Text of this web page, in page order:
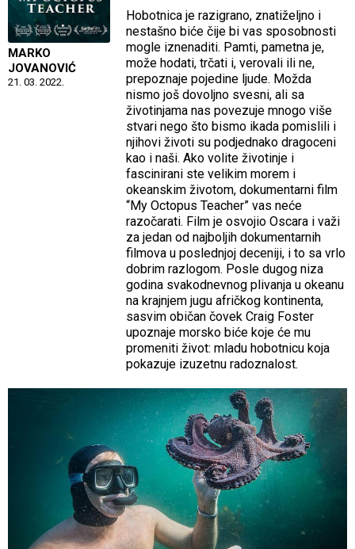
MARKO
JOVANOVIĆ
21. 03. 2022.
Hobotnica je razigrano, znatiželjno i
nestašno biće čije bi vas sposobnosti
mogle iznenaditi. Pamti, pametna je,
može hodati, trčati i, verovali ili ne,
prepoznaje pojedine ljude. Možda
nismo još dovoljno svesni, ali sa
životinjama nas povezuje mnogo više
stvari nego što bismo ikada pomislili i
njihovi životi su podjednako dragoceni
kao i naši. Ako volite životinje i
fascinirani ste velikim morem i
okeanskim životom, dokumentarni film
“My Octopus Teacher” vas neće
razočarati. Film je osvojio Oscara i važi
za jedan od najboljih dokumentarnih
filmova u poslednjoj deceniji, i to sa vrlo
dobrim razlogom. Posle dugog niza
godina svakodnevnog plivanja u okeanu
na krajnjem jugu afričkog kontinenta,
sasvim običan čovek Craig Foster
upoznaje morsko biće koje će mu
promeniti život: mladu hobotnicu koja
pokazuje izuzetnu radoznalost.